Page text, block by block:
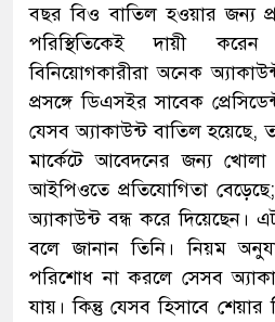
বছর বিও বাতিল হওয়ার জন্য
পরিস্থিতিকেই দায়ী
বিনিয়োগকারীরা অনেক
প্রসঙ্গে ডিএসইর সাবেক
যেসব অ্যাকাউন্ট বাতিল হয়েছে,
মার্কেটে আবেদনের জন্য খোলা
আইপিওতে প্রতিযোগিতা
অ্যাকাউন্ট বন্ধ করে দিয়েছেন।
বলে জানান তিনি। নিয়ম
পরিশোধ না করলে সেসব
যায়। কিন্তু যেসব হিসাবে